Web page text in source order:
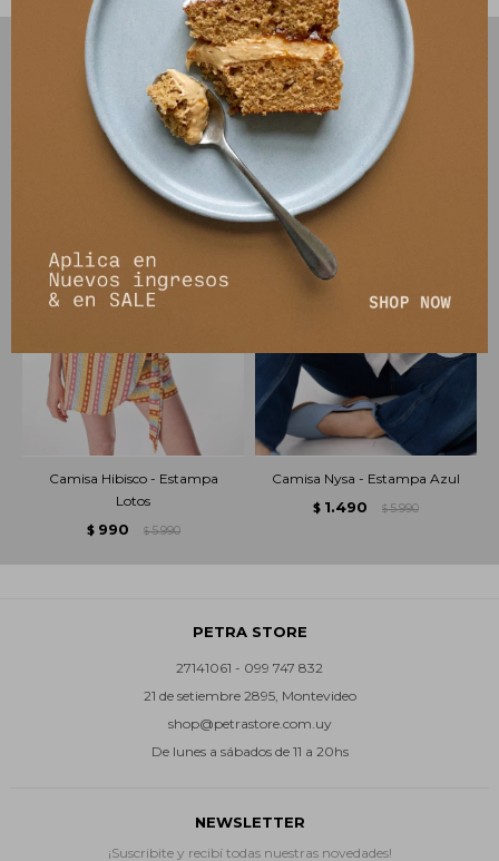
PRODUCTOS QUE TE PUEDEN INTERESAR
Camisa Hibisco - Estampa
Lotos
$ 990 $ 5.990
Camisa Nysa - Estampa Azul
$ 1.490 $ 5.990
PETRA STORE
27141061 - 099 747 832
21 de setiembre 2895, Montevideo
shop@petrastore.com.uy
De lunes a sábados de 11 a 20hs
NEWSLETTER
¡Suscribite y recibí todas nuestras novedades!